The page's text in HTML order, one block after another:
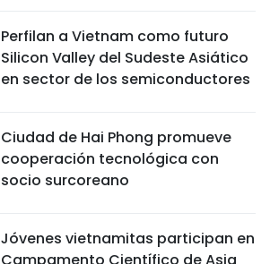
Perfilan a Vietnam como futuro
Silicon Valley del Sudeste Asiático
en sector de los semiconductores
Ciudad de Hai Phong promueve
cooperación tecnológica con
socio surcoreano
Jóvenes vietnamitas participan en
Campamento Científico de Asia